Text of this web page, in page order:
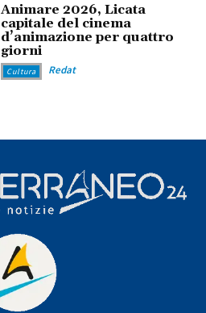
Animare 2026, Licata
capitale del cinema
d’animazione per quattro
giorni
Cultura Redat